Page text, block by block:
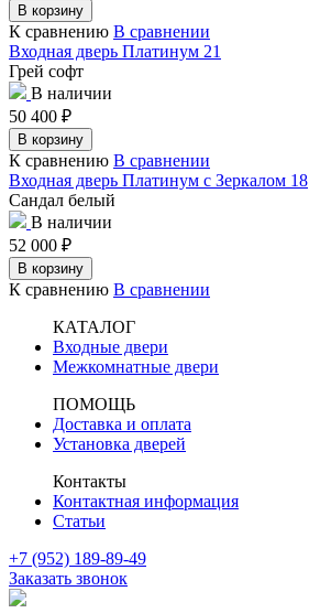
В корзину
К сравнению В сравнении
Входная дверь Платинум 21
Грей софт
В наличии
50 400 ₽
В корзину
К сравнению В сравнении
Входная дверь Платинум с Зеркалом 18
Сандал белый
В наличии
52 000 ₽
В корзину
К сравнению В сравнении
КАТАЛОГ
Входные двери
Межкомнатные двери
ПОМОЩЬ
Доставка и оплата
Установка дверей
Контакты
Контактная информация
Статьи
+7 (952) 189-89-49
Заказать звонок